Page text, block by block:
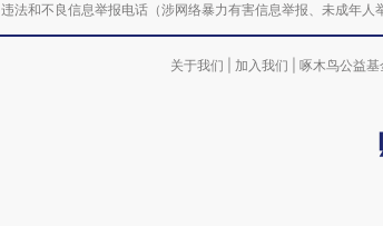
违法和不良信息举报电话（涉网络暴力有害信息举报、未成
关于我们 加入我们 啄木鸟公益基